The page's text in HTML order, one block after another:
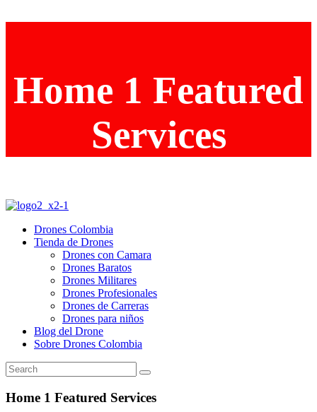
Home 1 Featured
Services
Drones Colombia
Tienda de Drones
Drones con Camara
Drones Baratos
Drones Militares
Drones Profesionales
Drones de Carreras
Drones para niños
Blog del Drone
Sobre Drones Colombia
Home 1 Featured Services